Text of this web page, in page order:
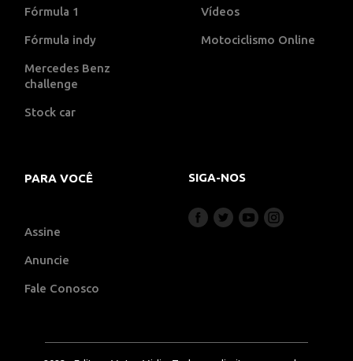
Fórmula 1
Fórmula indy
Mercedes Benz
challenge
Stock car
Vídeos
Motociclismo Online
PARA VOCÊ
Assine
Anuncie
Fale Conosco
SIGA-NOS